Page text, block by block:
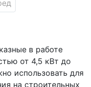
в работе
от 4,5 кВт до
использовать для
на строительных